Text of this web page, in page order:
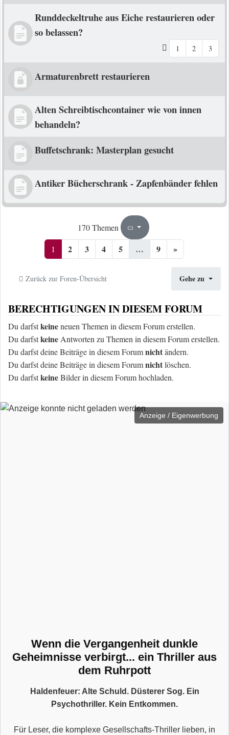
Runddeckeltruhe aus Eiche restaurieren oder
so belassen?
1 2 3
Armaturenbrett restaurieren
Alten Schreibtischcontainer wie von innen
behandeln?
Buffetschrank: Masterplan gesucht
Antiker Bücherschrank - Zapfenbänder fehlen
170 Themen Seite1
1 2 3 4 5 … 9 »
Zurück zur Foren-Übersicht Gehe zu
BERECHTIGUNGEN IN DIESEM FORUM
Du darfstkeineneuen Themen in diesem Forum erstellen.
Du darfstkeine Antworten zu Themen in diesem Forum erstellen.
Du darfst deine Beiträge in diesem Forumnichtändern.
Du darfst deine Beiträge in diesem Forumnichtlöschen.
Du darfstkeineBilder in diesem Forum hochladen.
Anzeige / Eigenwerbung
Wenn die Vergangenheit dunkle
Geheimnisse verbirgt... ein Thriller aus
dem Ruhrpott
Haldenfeuer: Alte Schuld. Düsterer Sog. Ein
Psychothriller. Kein Entkommen.
Für Leser, die komplexe Gesellschafts-Thriller lieben, in